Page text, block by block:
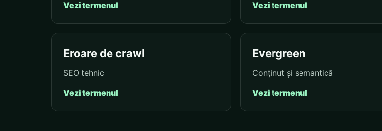
Vezi termenul Vezi termenul
Eroare de crawl
SEO tehnic
Vezi termenul
Evergreen
Conținut și semantică
Vezi termenul